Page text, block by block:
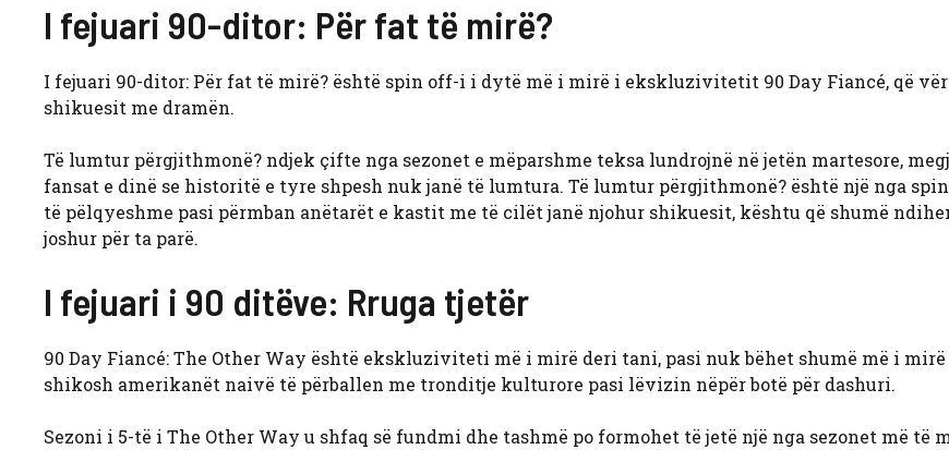
I fejuari 90-ditor: Për fat të mirë?
I fejuari 90-ditor: Për fat të mirë? është spin off-i i dytë më i mirë i ekskluzivitetit 90 Day Fiancé, që
shikuesit me dramën.
Të lumtur përgjithmonë? ndjek çifte nga sezonet e mëparshme teksa lundrojnë në jetën martesore,
fansat e dinë se historitë e tyre shpesh nuk janë të lumtura. Të lumtur përgjithmonë? është një nga
të pëlqyeshme pasi përmban anëtarët e kastit me të cilët janë njohur shikuesit, kështu që shumë
joshur për ta parë.
I fejuari i 90 ditëve: Rruga tjetër
90 Day Fiancé: The Other Way është ekskluziviteti më i mirë deri tani, pasi nuk bëhet shumë më i mirë
shikosh amerikanët naivë të përballen me tronditje kulturore pasi lëvizin nëpër botë për dashuri.
Sezoni i 5-të i The Other Way u shfaq së fundmi dhe tashmë po formohet të jetë një nga sezonet më të